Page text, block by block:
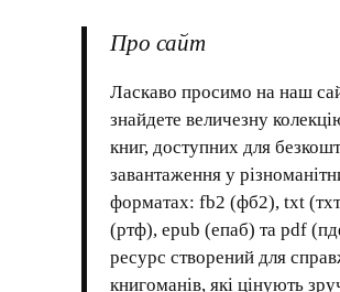
Про сайт
Ласкаво просимо на наш
знайдете величезну
книг, доступних для
завантаження у
форматах: fb2 (фб2), txt
(ртф), epub (епаб) та pdf
ресурс створений для
книгоманів, які цінують